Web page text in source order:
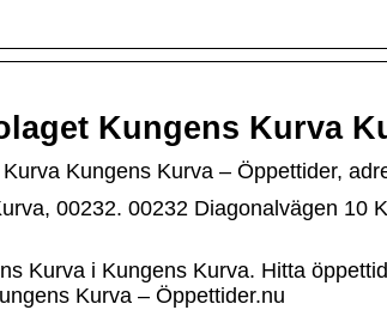
Kungens Kurva
Kungens Kurva – Öppettider,
00232. 00232 Diagonalvägen 10
Kurva i Kungens Kurva. Hitta
Kurva – Öppettider.nu